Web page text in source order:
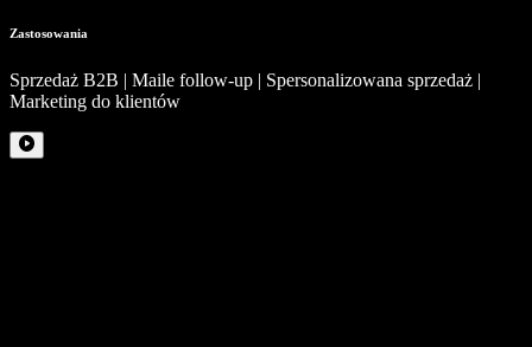
Zastosowania
Sprzedaż B2B | Maile follow-up | Spersonalizowana sprzedaż |
Marketing do klientów